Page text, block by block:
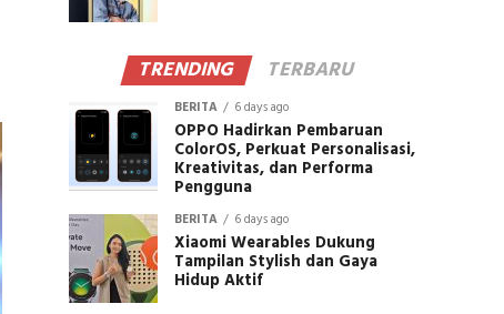
TRENDING TERBARU
BERITA 6 days ago
OPPO Hadirkan Pembaruan
ColorOS, Perkuat Personalisasi,
Kreativitas, dan Performa
Pengguna
BERITA 6 days ago
Xiaomi Wearables Dukung
Tampilan Stylish dan Gaya
Hidup Aktif